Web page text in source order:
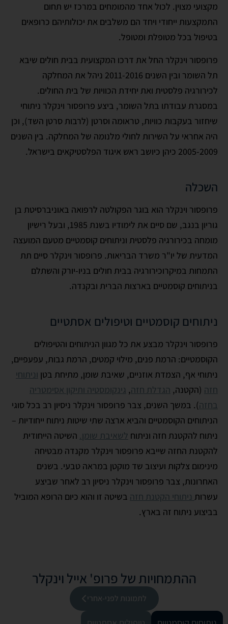
מקצועי מצוין. לכול אחד מהמומחים במרכז יש תחום
התמקצעות ייחודי ויחד הם משלבים את יכולותיהם כרופאים
בטיפול בכל מטופלת ומטופל.
פרופסור וינקלר החל את דרכו המקצועית בבית חולים שיבא
תל השומר ובין השנים 2011-2016 ניהל את המחלקה
לכירורגיה פלסטית ואת יחידת הכוויות של בית החולים.
במסגרת עבודתו בתל השומר, ביצע פרופסור וינקלר ניתוחי
שיחזור בעקבות כוויות, טראומה וסרטן (לרבות סרטן השד), וכן
היה אחראי על השירות לחולי מלנומה של המחלקה. בין השנים
2005-2009 כיהן כיושב ראש איגוד הפלסטיקאים בישראל.
השכלה
פרופסור וינקלר הוא בוגר הפקולטה לרפואה באוניברסיטת בן
גוריון בנגב, שם סיים את לימודיו בשנת 1985, ובעל רישיון
מומחה בכירורגיה פלסטית וניתוחים קוסמטיים מטעם המועצה
המדעית של יו"ר משרד הבריאות. פרופסור וינקלר סיים תת
התמחות במיקרוכירורגיה בבית חולים בניו-יורק והשתלם
בניתוחים קוסמטיים בארצות הברית ובקנדה.
ניתוחים קוסמטיים וטיפולים אסתטיים
פרופסור וינקלר מבצע את כל מגוון הניתוחים והטיפולים
הקוסמטיים: הרמת פנים, מילוי קמטים, הרמת גבות, עפעפיים,
ניתוחי אף, הצמדת אוזניים, שאיבת שומן, מתיחת בטן וניתוחי
חזה (הקטנה, הגדלת חזה, גינקומסטיה ותיקון אסימטריה
בחזה). במשך השנים, צבר פרופסור וינקלר ניסיון רב בכל סוגי
הניתוחים הקוסמטיים והביא ארצה שתי שיטות ניתוח ייחודיות –
ניתוח להקטנת חזה וניתוח לשאיבת שומן. השיטה הייחודית
להקטנת החזה שייבא פרופסור וינקלר מקנדה מבטיחה
מינימום צלקות ועיצוב שד מוקטן במראה טבעי. בשנים
האחרונות, צבר פרופסור וינקלר ניסיון רב לאחר שביצע
עשרות ניתוחי הקטנת חזה בשיטה זו והוא כיום הרופא המוביל
בביצוע ניתוח זה בארץ.
ההתמחויות של פרופ' אייל וינקלר
לתמונות לפני-אחרי